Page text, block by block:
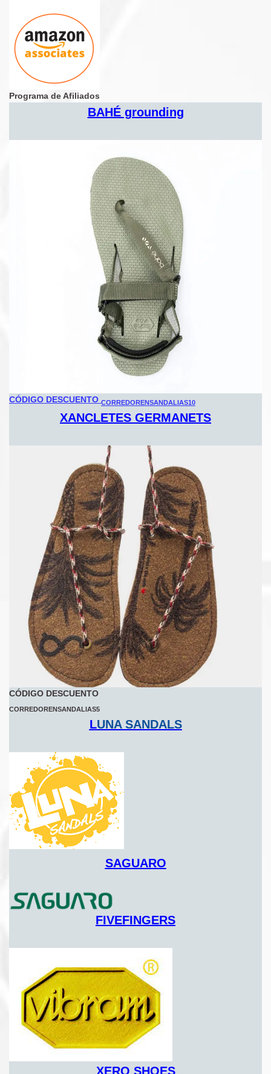
Programa de Afiliados
BAHÉ grounding
CÓDIGO DESCUENTO CORREDORENSANDALIAS10
XANCLETES GERMANETS
CÓDIGO DESCUENTO
CORREDORENSANDALIAS5
LUNA SANDALS
SAGUARO
FIVEFINGERS
XERO SHOES